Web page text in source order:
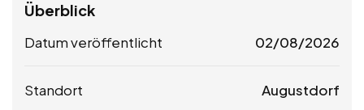
Überblick
Datum veröffentlicht 02/08/2026
Standort Augustdorf